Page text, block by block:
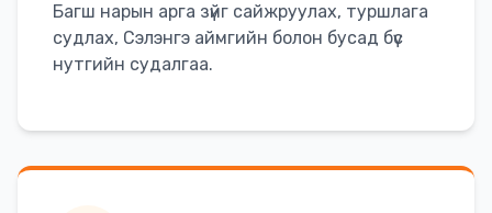
Багш нарын арга зүйг сайжруулах, туршлага
судлах, Сэлэнгэ аймгийн болон бусад бүс
нутгийн судалгаа.